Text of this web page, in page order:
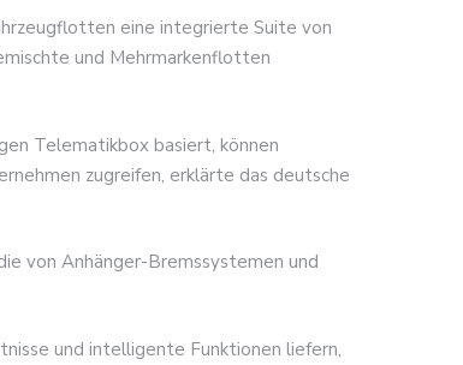
eine integrierte Suite von
und Mehrmarkenflotten
Telematikbox basiert, können
zugreifen, erklärte das deutsche
von Anhänger-Bremssystemen und
und intelligente Funktionen liefern,